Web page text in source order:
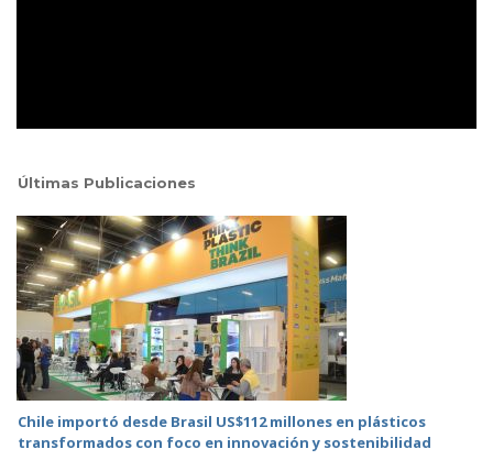
Últimas Publicaciones
Chile importó desde Brasil US$112 millones en plásticos
transformados con foco en innovación y sostenibilidad